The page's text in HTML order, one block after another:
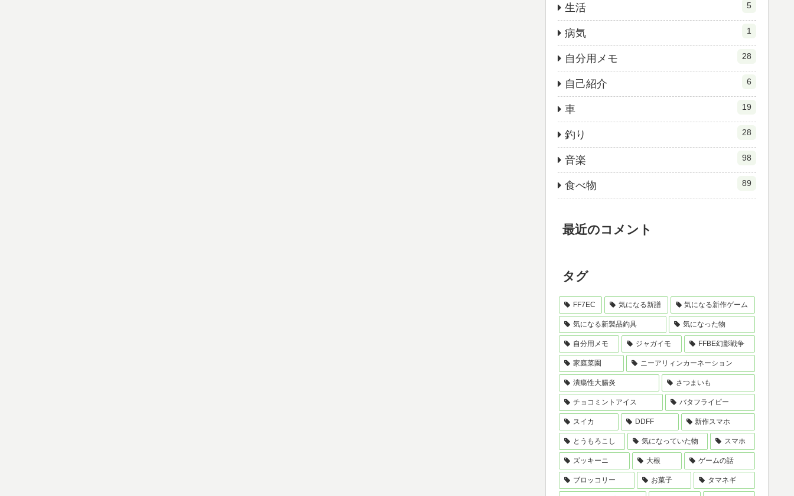
生活 5
病気 1
自分用メモ 28
自己紹介 6
車 19
釣り 28
音楽 98
食べ物 89
最近のコメント
タグ
FF7EC 気になる新譜 気になる新作ゲーム
気になる新製品釣具 気になった物
自分用メモ ジャガイモ FFBE幻影戦争
家庭菜園 ニーアリィンカーネーション
潰瘍性大腸炎 さつまいも
チョコミントアイス バタフライピー
スイカ DDFF 新作スマホ
とうもろこし 気になっていた物 スマホ
ズッキーニ 大根 ゲームの話
ブロッコリー お菓子 タマネギ